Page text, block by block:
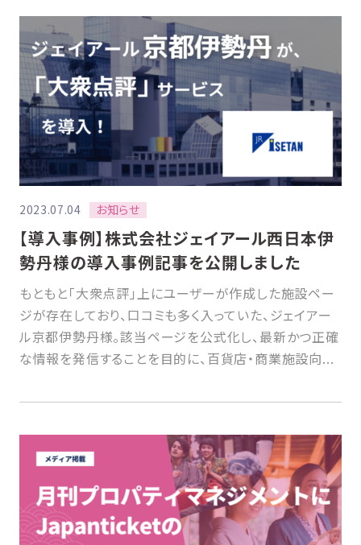
2023.07.04 お知らせ
【導入事例】株式会社ジェイアール西日本伊
勢丹様の導入事例記事を公開しました
もともと「大衆点評」上にユーザーが作成した施設ペー
ジが存在しており、口コミも多く入っていた、ジェイアー
ル京都伊勢丹様。該当ページを公式化し、最新かつ正確
な情報を発信することを目的に、百貨店・商業施設向...